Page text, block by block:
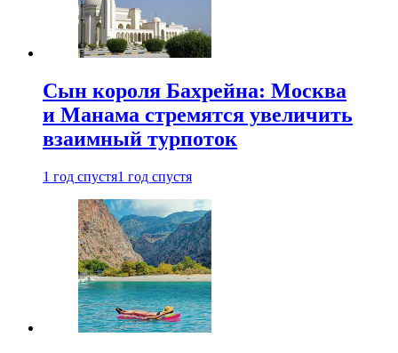
Сын короля Бахрейна: Москва
и Манама стремятся увеличить
взаимный турпоток
1 год спустя1 год спустя